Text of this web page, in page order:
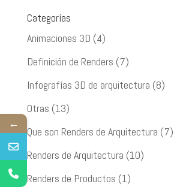
Categorías
Animaciones 3D (4)
Definición de Renders (7)
Infografías 3D de arquitectura (8)
Otras (13)
Que son Renders de Arquitectura (7)
Renders de Arquitectura (10)
Renders de Productos (1)
←